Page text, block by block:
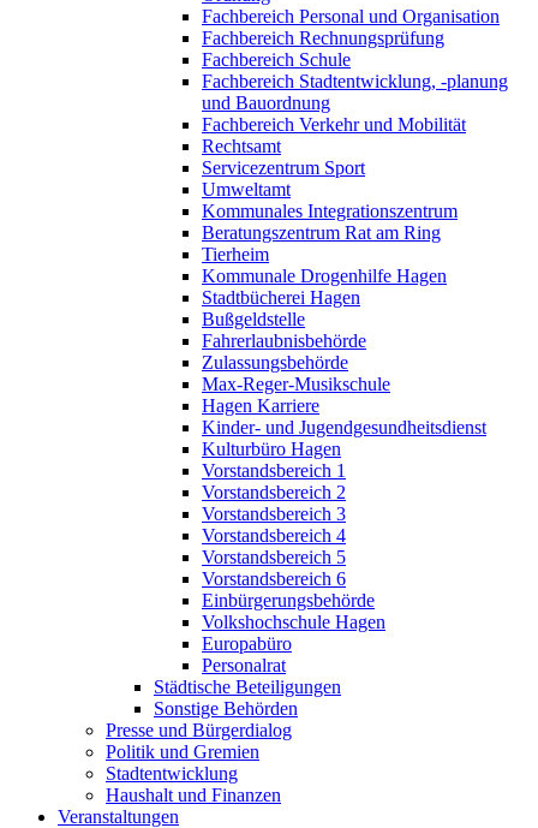
Fachbereich Personal und Organisation
Fachbereich Rechnungsprüfung
Fachbereich Schule
Fachbereich Stadtentwicklung, -planung
und Bauordnung
Fachbereich Verkehr und Mobilität
Rechtsamt
Servicezentrum Sport
Umweltamt
Kommunales Integrationszentrum
Beratungszentrum Rat am Ring
Tierheim
Kommunale Drogenhilfe Hagen
Stadtbücherei Hagen
Bußgeldstelle
Fahrerlaubnisbehörde
Zulassungsbehörde
Max-Reger-Musikschule
Hagen Karriere
Kinder- und Jugendgesundheitsdienst
Kulturbüro Hagen
Vorstandsbereich 1
Vorstandsbereich 2
Vorstandsbereich 3
Vorstandsbereich 4
Vorstandsbereich 5
Vorstandsbereich 6
Einbürgerungsbehörde
Volkshochschule Hagen
Europabüro
Personalrat
Städtische Beteiligungen
Sonstige Behörden
Presse und Bürgerdialog
Politik und Gremien
Stadtentwicklung
Haushalt und Finanzen
Veranstaltungen